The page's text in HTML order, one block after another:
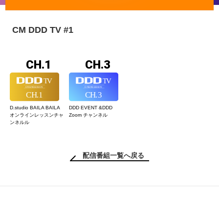
CM DDD TV #1
CH.1
D.studio BAILA BAILA
オンラインレッスンチャ
ンネルル
CH.3
DDD EVENT &DDD
Zoom チャンネル
配信番組一覧へ戻る